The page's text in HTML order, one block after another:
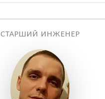
СТАРШИЙ ИНЖЕНЕР